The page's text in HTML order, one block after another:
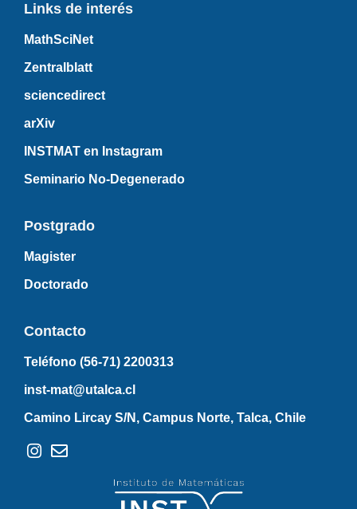
Links de interés
MathSciNet
Zentralblatt
sciencedirect
arXiv
INSTMAT en Instagram
Seminario No-Degenerado
Postgrado
Magister
Doctorado
Contacto
Teléfono (56-71) 2200313
inst-mat@utalca.cl
Camino Lircay S/N, Campus Norte, Talca, Chile